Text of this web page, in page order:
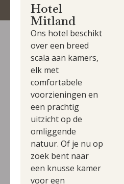
Hotel
Mitland
Ons hotel beschikt
over een breed
scala aan kamers,
elk met
comfortabele
voorzieningen en
een prachtig
uitzicht op de
omliggende
natuur. Of je nu op
zoek bent naar
een knusse kamer
voor een